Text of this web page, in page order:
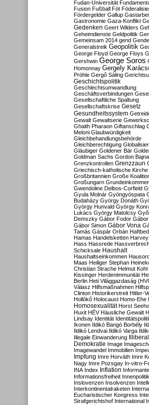
Fudan-Universität
Fusion Fußball Fót
Fördergelder Gallup
Gastronomie Gaza-Konflikt
Gedenken Geert Wilders
Geheimdienste Geldpolitik
Gemeinsam 2014 gend
Generalstreik Geopolitik
George Floyd George Floys
Gershwin George Soros
Homonnay Gergely
Pröhle Gergő Sáling
Geschichtspolitik
Geschlechtsumwandlung
Geschäftsverbindungen
Gesellschaftliche Spaltung
Gesellschaftskrise Gesetz
Gesundheitssystem
Gewalt Gewaltserie
Ghaith Pharaon Giftanschlag
Meloni Glaubwürdigkeit
Gleichbehandlungsbehörde
Gleichberechtigung
Gläubiger Goldener Bär
Goldman Sachs Gordon
Grenzkontrollen Grenzzaun
Griechisch-katholische Kirche
Großbritannien Große
Großungarn
Gwendoline Delbos-Corfield
Gyula Molnár Gyöngyöspata
Budaházy György Donáth
György Hunvald György
Lukács György Matolcsy
Demszky Gábor Fodor
Gábor Simon Gábor Vona
Tamás Gáspár Orbán
Hamas Handelsketten
Hass Hassrede
Schicksale Haushalt
Haushaltseinkommen
Maas Heiliger Stephan
Christian Strache Helmut Kohl
Kissinger Herdenimmunität
Berlin Heti Világgazdaság
Válasz Hilfsmaßnahmen
Clinton Historikerstreit Hitler-
Hollókő Holocaust Homo-Ehe
Homosexualität Horst
Huxit HÉV Häusliche Gewalt
Lindsay Identität
Ikonen Ildikó Bangó Borbély
Ildikó Lendvai Ildikó Varga
Illegale Einwanderung
Demokratie Image
Imagewandel Immobilien
Impfung Imre Horváth Imre
Nagy Imre Pozsgay In-vitro-
INA Index Inflation
Informationsfreiheit Innenpolitik
Inslovenzen Insolvenzen
Interkontinentalraketen
Eucharistischer Kongress
Strafgerichtshof International